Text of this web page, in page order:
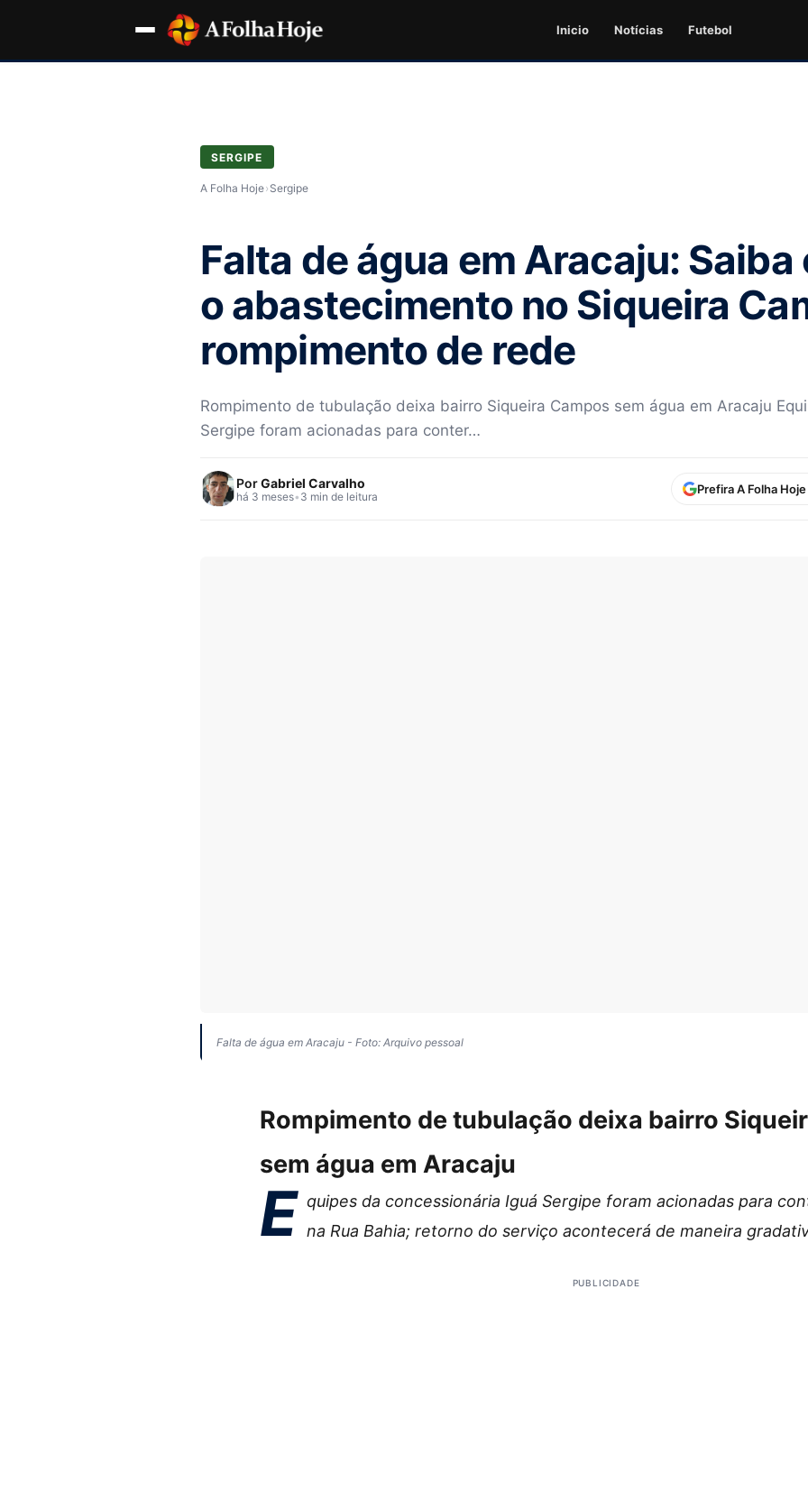
Inicio Notícias Futebol
SERGIPE
A Folha Hoje› Sergipe
Falta de água em Aracaju:
o abastecimento no Siqueira
rompimento de rede
Rompimento de tubulação deixa bairro Siqueira Campos sem água em Aracaju
Sergipe foram acionadas para conter…
PorGabriel Carvalho
há 3 meses• 3 min de leitura
Prefira A Folha
Falta de água em Aracaju - Foto: Arquivo pessoal
Rompimento de tubulação deixa bairro
sem água em Aracaju
E quipes da concessionária Iguá Sergipe foram acionadas para
na Rua Bahia; retorno do serviço acontecerá de maneira
PUBLICIDADE